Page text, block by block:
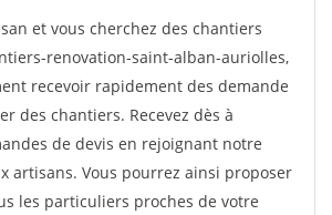
et vous cherchez des chantiers
renovation-saint-alban-auriolles,
recevoir rapidement des demande
des chantiers. Recevez dès à
de devis en rejoignant notre
artisans. Vous pourrez ainsi proposer
les particuliers proches de votre